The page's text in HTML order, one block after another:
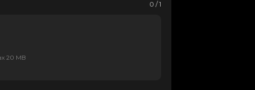
0 / 1
20 MB